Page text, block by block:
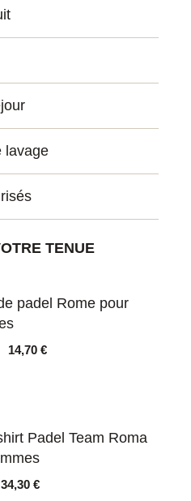
lavage
TENUE
padel Rome pour
Le
14,70 €Le
Padel Team Roma
Le
34,30 €Le